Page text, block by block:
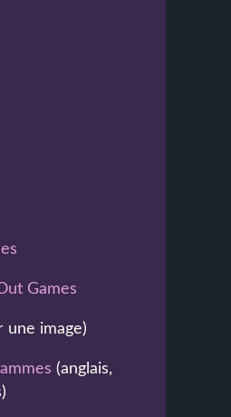
Games
une image)
(anglais,